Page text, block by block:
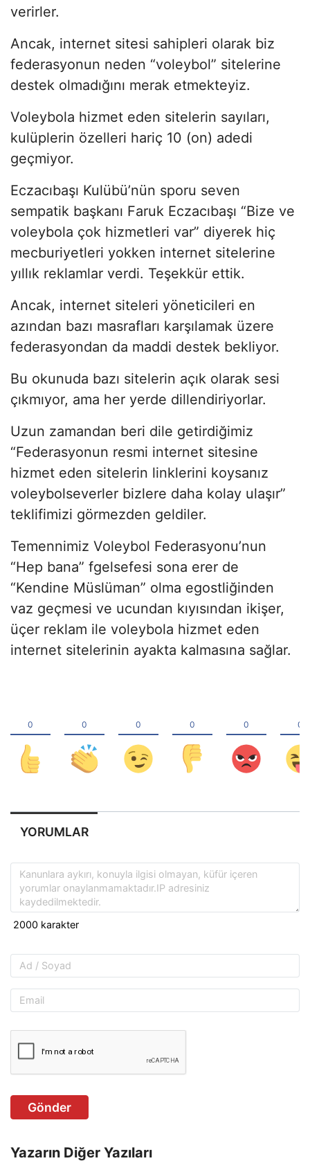
verirler.
Ancak, internet sitesi sahipleri olarak biz
federasyonun neden “voleybol” sitelerine
destek olmadığını merak etmekteyiz.
Voleybola hizmet eden sitelerin sayıları,
kulüplerin özelleri hariç 10 (on) adedi
geçmiyor.
Eczacıbaşı Kulübü’nün sporu seven
sempatik başkanı Faruk Eczacıbaşı “Bize ve
voleybola çok hizmetleri var” diyerek hiç
mecburiyetleri yokken internet sitelerine
yıllık reklamlar verdi. Teşekkür ettik.
Ancak, internet siteleri yöneticileri en
azından bazı masrafları karşılamak üzere
federasyondan da maddi destek bekliyor.
Bu okunuda bazı sitelerin açık olarak sesi
çıkmıyor, ama her yerde dillendiriyorlar.
Uzun zamandan beri dile getirdiğimiz
“Federasyonun resmi internet sitesine
hizmet eden sitelerin linklerini koysanız
voleybolseverler bizlere daha kolay ulaşır”
teklifimizi görmezden geldiler.
Temennimiz Voleybol Federasyonu’nun
“Hep bana” fgelsefesi sona erer de
“Kendine Müslüman” olma egostliğinden
vaz geçmesi ve ucundan kıyısından ikişer,
üçer reklam ile voleybola hizmet eden
internet sitelerinin ayakta kalmasına sağlar.
YORUMLAR
Gönder
Yazarın Diğer Yazıları